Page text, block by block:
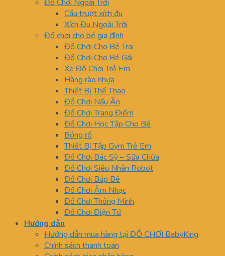
Đồ Chơi Ngoài Trời
Cầu trượt xích đu
Xích Đu Ngoài Trời
Đồ chơi cho bé gia đình
Đồ Chơi Cho Bé Trai
Đồ Chơi Cho Bé Gái
Xe Đồ Chơi Trẻ Em
Hàng rào nhựa
Thiết Bị Thể Thao
Đồ Chơi Nấu Ăn
Đồ Chơi Trang Điểm
Đồ Chơi Học Tập Cho Bé
Bóng rổ
Thiết Bị Tập Gym Trẻ Em
Đồ Chơi Bác Sỹ – Sữa Chữa
Đồ Chơi Siêu Nhân Robot
Đồ Chơi Búp Bê
Đồ Chơi Âm Nhạc
Đồ Chơi Thông Minh
Đồ Chơi Điện Tử
Hướng dẫn
Hướng dẫn mua hàng tại ĐỒ CHƠI BabyKing
Chính sách thanh toán